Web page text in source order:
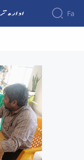
Fa